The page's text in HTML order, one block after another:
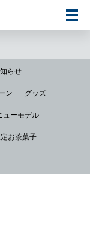
らせ
ン グッズ
ューモデル
お茶菓子